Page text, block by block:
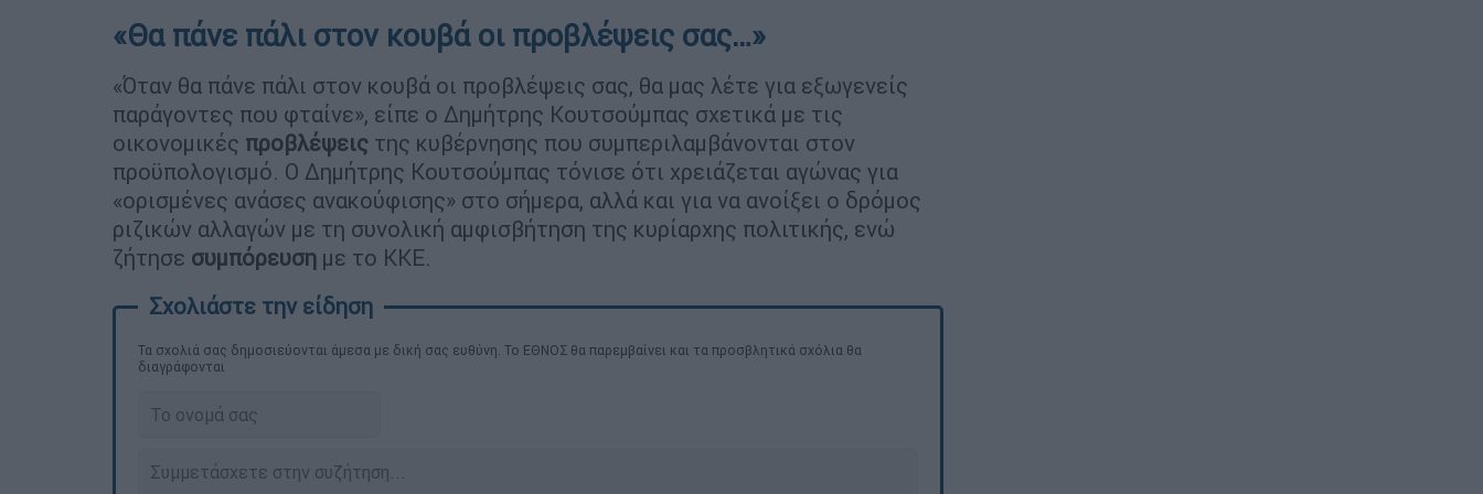
«Θα πάνε πάλι στον κουβά οι προβλέψεις σας…»
«Όταν θα πάνε πάλι στον κουβά οι προβλέψεις σας, θα μας λέτε για εξωγενείς
παράγοντες που φταίνε», είπε ο Δημήτρης Κουτσούμπας σχετικά με τις
οικονομικές προβλέψεις της κυβέρνησης που συμπεριλαμβάνονται στον
προϋπολογισμό. Ο Δημήτρης Κουτσούμπας τόνισε ότι χρειάζεται αγώνας για
«ορισμένες ανάσες ανακούφισης» στο σήμερα, αλλά και για να ανοίξει ο δρόμος
ριζικών αλλαγών με τη συνολική αμφισβήτηση της κυρίαρχης πολιτικής, ενώ
ζήτησε συμπόρευση με το ΚΚΕ.
Τα σχολιά σας δημοσιεύονται άμεσα με δική σας ευθύνη. Το ΕΘΝΟΣ θα παρεμβαίνει και τα προσβλητικά σχόλια θα
διαγράφονται